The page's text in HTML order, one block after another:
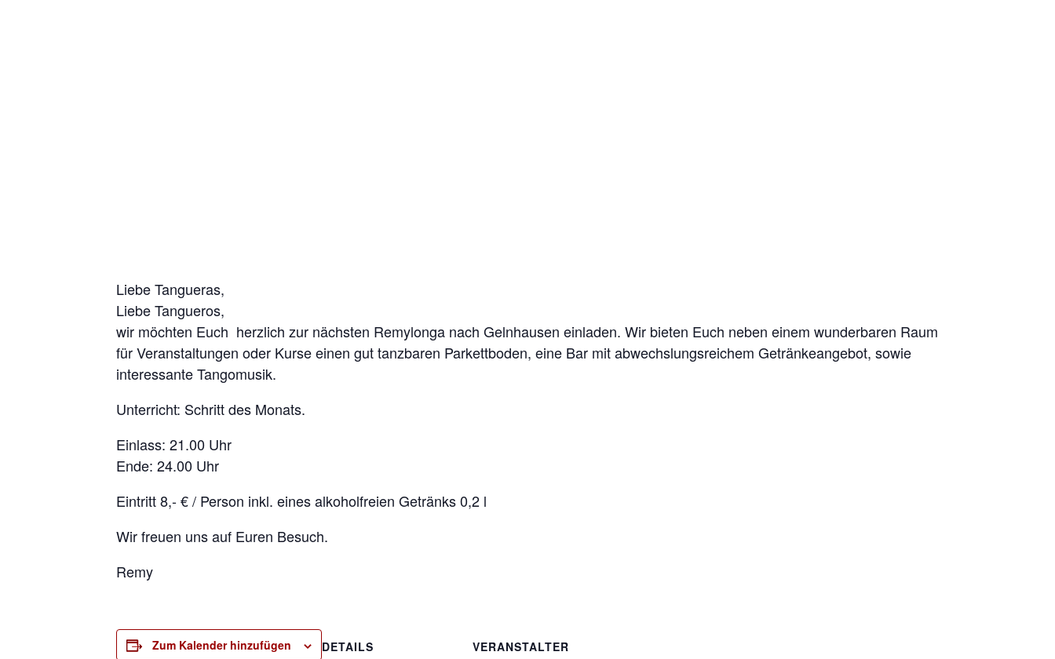
Liebe Tangueras,
Liebe Tangueros,
wir möchten Euch herzlich zur nächsten Remylonga nach Gelnhausen einladen. Wir bieten Euch neben einem wunderbaren Raum
für Veranstaltungen oder Kurse einen gut tanzbaren Parkettboden, eine Bar mit abwechslungsreichem Getränkeangebot, sowie
interessante Tangomusik.
Unterricht: Schritt des Monats.
Einlass: 21.00 Uhr
Ende: 24.00 Uhr
Eintritt 8,- € / Person inkl. eines alkoholfreien Getränks 0,2 l
Wir freuen uns auf Euren Besuch.
Remy
Zum Kalender hinzufügen
DETAILS
VERANSTALTER